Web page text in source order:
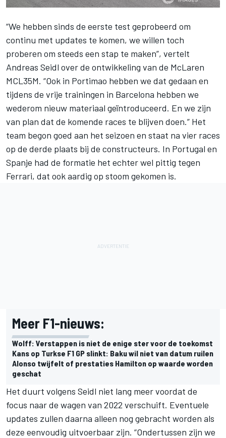
“We hebben sinds de eerste test geprobeerd om
continu met updates te komen, we willen toch
proberen om steeds een stap te maken”, vertelt
Andreas Seidl over de ontwikkeling van de McLaren
MCL35M. “Ook in Portimao hebben we dat gedaan en
tijdens de vrije trainingen in Barcelona hebben we
wederom nieuw materiaal geïntroduceerd. En we zijn
van plan dat de komende races te blijven doen.” Het
team begon goed aan het seizoen en staat na vier races
op de derde plaats bij de constructeurs. In Portugal en
Spanje had de formatie het echter wel pittig tegen
Ferrari, dat ook aardig op stoom gekomen is.
Meer F1-nieuws:
Wolff: Verstappen is niet de enige ster voor de toekomst
Kans op Turkse F1 GP slinkt: Baku wil niet van datum ruilen
Alonso twijfelt of prestaties Hamilton op waarde worden
geschat
Het duurt volgens Seidl niet lang meer voordat de
focus naar de wagen van 2022 verschuift. Eventuele
updates zullen daarna alleen nog gebracht worden als
deze eenvoudig uitvoerbaar zijn. “Ondertussen zijn we